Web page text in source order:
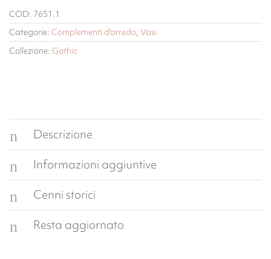
COD: 7651.1
Categorie: Complementi d'arredo, Vasi
Collezione: Gothic
Descrizione
Informazioni aggiuntive
Cenni storici
Resta aggiornato